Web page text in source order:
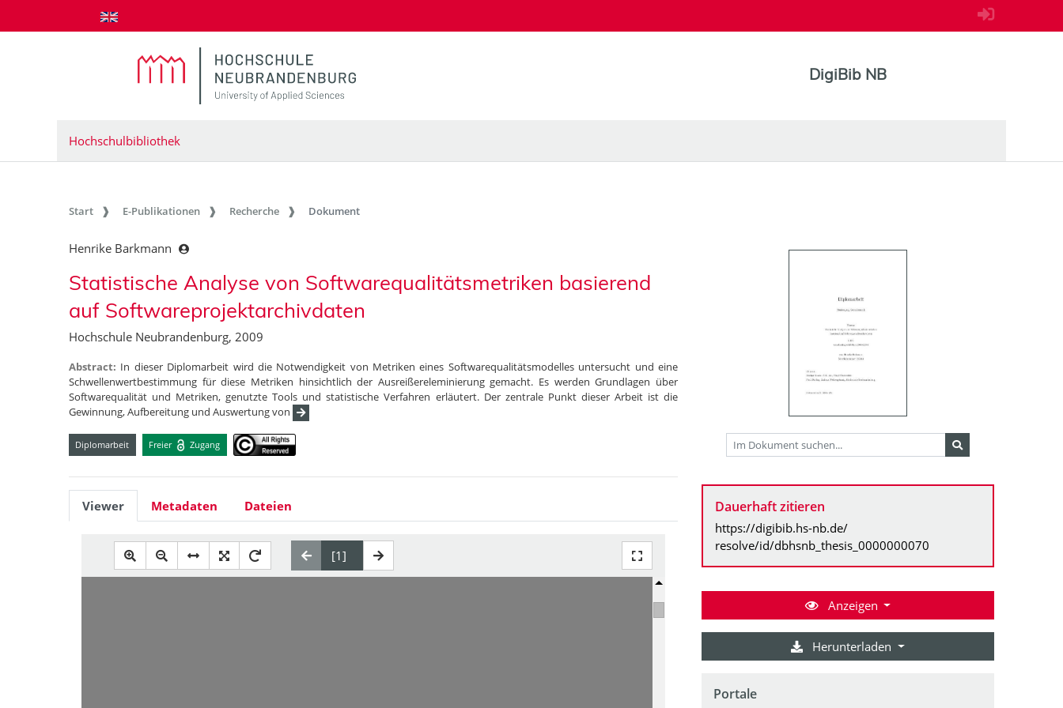
zum Inhalt springen
DigiBib NB
Hochschulbibliothek
Start E-Publikationen Recherche Dokument
Henrike Barkmann
Statistische Analyse von Softwarequalitätsmetriken basierend
auf Softwareprojektarchivdaten
Hochschule Neubrandenburg, 2009
Abstract: In dieser Diplomarbeit wird die Notwendigkeit von Metriken eines Softwarequalitätsmodelles untersucht und eine
Schwellenwertbestimmung für diese Metriken hinsichtlich der Ausreißereleminierung gemacht. Es werden Grundlagen über
Softwarequalität und Metriken, genutzte Tools und statistische Verfahren erläutert. Der zentrale Punkt dieser Arbeit ist die
Gewinnung, Aufbereitung und Auswertung von
Diplomarbeit Freier Zugang
Viewer Metadaten Dateien Dauerhaft zitieren
https://digibib.hs-nb.de/
resolve/id/dbhsnb_thesis_0000000070
Anzeigen
Herunterladen
Portale